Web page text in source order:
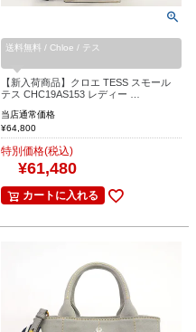
送料無料 / Chloe / テス
【新入荷商品】クロエ TESS スモール
テス CHC19AS153 レディー …
当店通常価格
¥64,800
特別価格(税込)
¥61,480
カートに入れる